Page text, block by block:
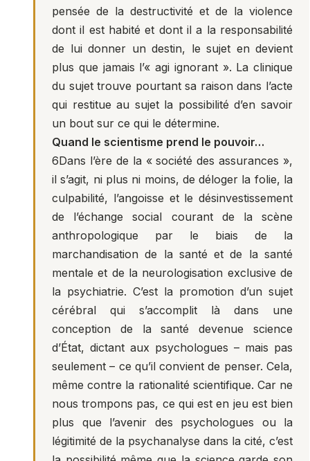
pensée de la destructivité et de la violence
dont il est habité et dont il a la responsabilité
de lui donner un destin, le sujet en devient
plus que jamais l’« agi ignorant ». La clinique
du sujet trouve pourtant sa raison dans l’acte
qui restitue au sujet la possibilité d’en savoir
un bout sur ce qui le détermine.
Quand le scientisme prend le pouvoir…
6Dans l’ère de la « société des assurances »,
il s’agit, ni plus ni moins, de déloger la folie, la
culpabilité, l’angoisse et le désinvestissement
de l’échange social courant de la scène
anthropologique par le biais de la
marchandisation de la santé et de la santé
mentale et de la neurologisation exclusive de
la psychiatrie. C’est la promotion d’un sujet
cérébral qui s’accomplit là dans une
conception de la santé devenue science
d’État, dictant aux psychologues – mais pas
seulement – ce qu’il convient de penser. Cela,
même contre la rationalité scientifique. Car ne
nous trompons pas, ce qui est en jeu est bien
plus que l’avenir des psychologues ou la
légitimité de la psychanalyse dans la cité, c’est